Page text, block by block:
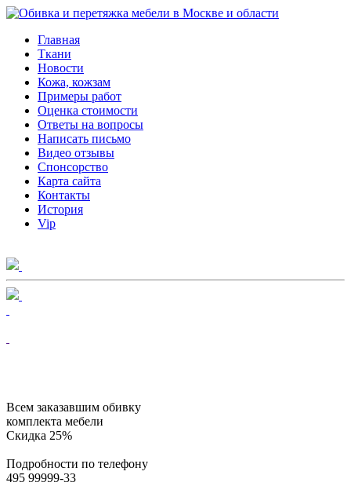
Главная
Ткани
Новости
Кожа, кожзам
Примеры работ
Оценка стоимости
Ответы на вопросы
Написать письмо
Видео отзывы
Спонсорство
Карта сайта
Контакты
История
Vip
Всем заказавшим обивку
комплекта мебели
Скидка 25%
Подробности по телефону
495 99999-33